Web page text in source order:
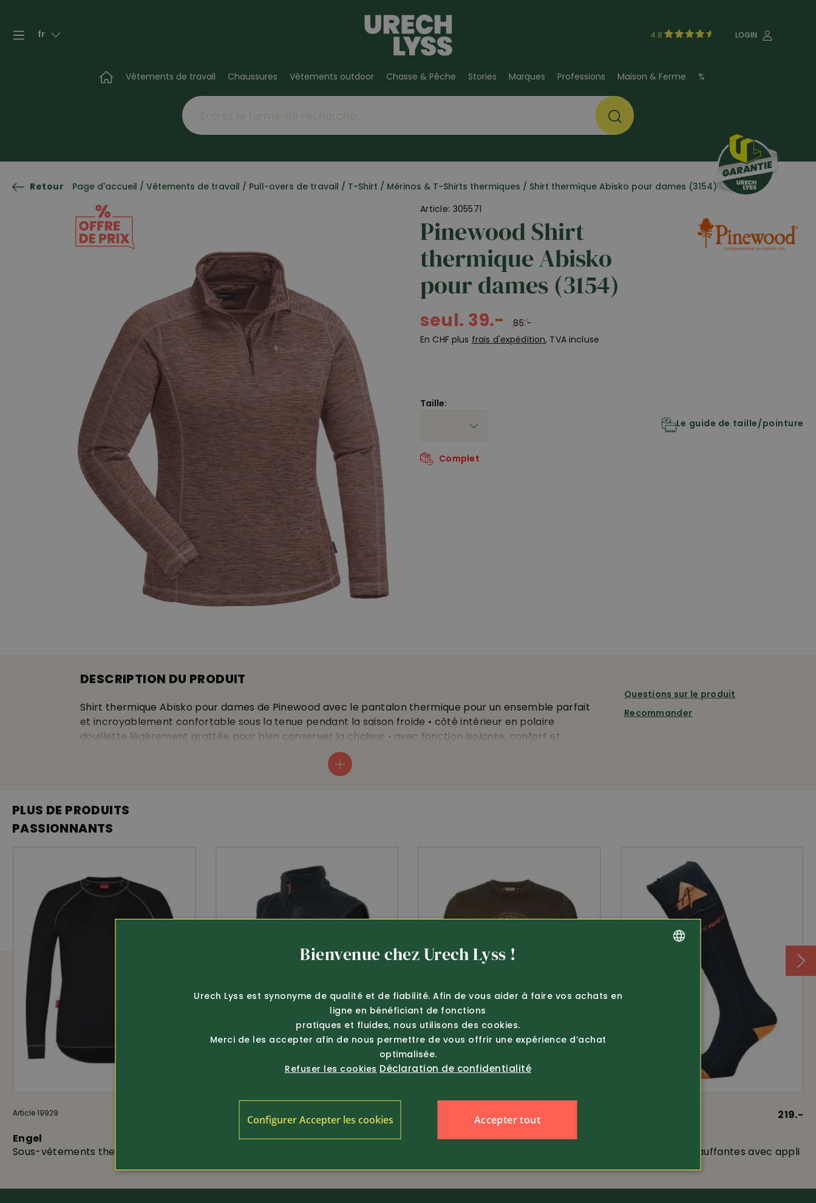
fr 4.8 LOGIN
Vêtements de travail Chaussures Vêtements outdoor Chasse & Pêche Stories Marques Professions Maison & Ferme %
Retour Page d'accueil / Vêtements de travail / Pull-overs de travail / T-Shirt / Mérinos & T-Shirts thermiques / Shirt thermique Abisko pour dames (3154)
Article: 305571
Pinewood Shirt
thermique Abisko
pour dames (3154)
seul. 39.-
85.-
En CHF plus frais d'expédition, TVA incluse
Taille:
Le guide de taille/pointure
Complet
DESCRIPTION DU PRODUIT
Shirt thermique Abisko pour dames de Pinewood avec le pantalon thermique pour un ensemble parfait
et incroyablement confortable sous la tenue pendant la saison froide • côté intérieur en polaire
douillette légèrement grattée pour bien conserver la chaleur • avec fonction isolante, confort et
chaleur garantis sous votre veste favorite • col zippé • part de stretch ultra confortable • coupe cintrée
• bout des manches avec passage pour les pouces • look mélangé
fabriqué en Power Fleece souple 235g/m²
60% polyester, 34% polyester recyclé, 6%
élasthanne
Questions sur le produit
Recommander
PLUS DE PRODUITS
PASSIONNANTS
Article 19929
Engel
Sous-vêtements thermiques
239.-
Alepenheat
Härkila
219.-
Chaussettes chauffantes avec appli
Bienvenue chez Urech Lyss !
Urech Lyss est synonyme de qualité et de fiabilité. Afin de vous aider à faire vos achats en
ligne en bénéficiant de fonctions
pratiques et fluides, nous utilisons des cookies.
Merci de les accepter afin de nous permettre de vous offrir une expérience d’achat
optimalisée.
Refuser les cookies Déclaration de confidentialité
Accepter tout
Configurer Accepter les cookies